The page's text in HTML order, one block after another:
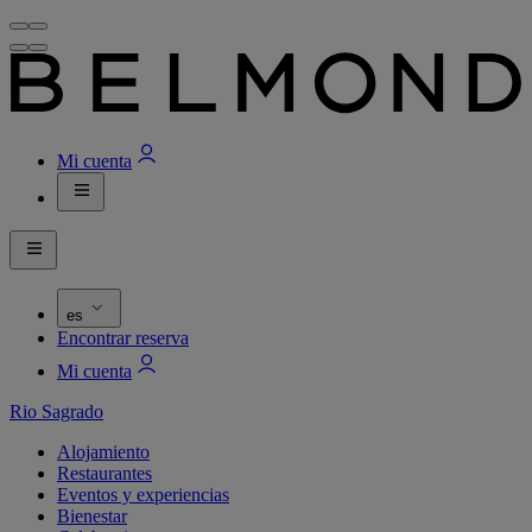
Mi cuenta
es
Encontrar reserva
Mi cuenta
Rio Sagrado
Alojamiento
Restaurantes
Eventos y experiencias
Bienestar